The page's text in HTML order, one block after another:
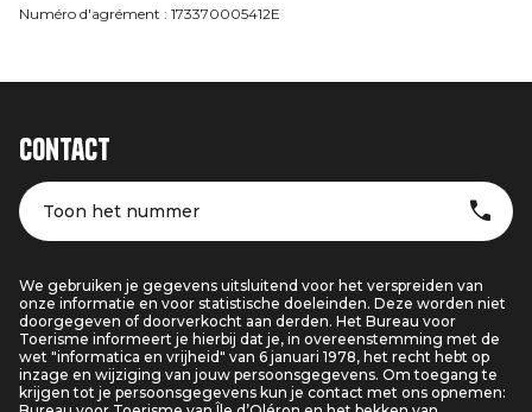
Numéro d'agrément : 173370005412E
Contact
Toon het nummer
We gebruiken je gegevens uitsluitend voor het verspreiden van
onze informatie en voor statistische doeleinden. Deze worden niet
doorgegeven of doorverkocht aan derden. Het Bureau voor
Toerisme informeert je hierbij dat je, in overeenstemming met de
wet "informatica en vrijheid" van 6 januari 1978, het recht hebt op
inzage en wijziging van jouw persoonsgegevens. Om toegang te
krijgen tot je persoonsgegevens kun je contact met ons opnemen: